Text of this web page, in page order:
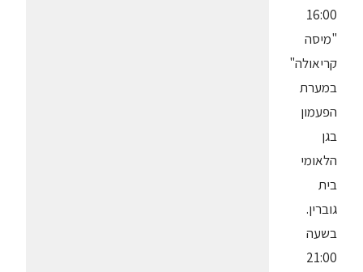
16:00
"מיסה
קריאולה"
במערת
הפעמון
בגן
הלאומי
בית
גוברין.
בשעה
21:00